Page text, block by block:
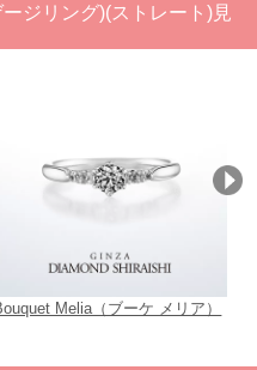
ジリング)(ストレート)見
Melia（ブーケ メリア）